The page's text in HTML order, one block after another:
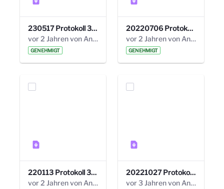
230517 Protokoll 35. Steuerungskreis.pdf
vor 2 Jahren von Anni Schlumberger
GENEHMIGT
20220706 Protokoll 33. Steuerungskreis.pdf
vor 2 Jahren von Anni Schlumberger
GENEHMIGT
220113 Protokoll 32. Steuerungskreis.pdf
vor 2 Jahren von Anni Schlumberger
20221027 Protokoll 34. Steuerungskreis.pdf
vor 3 Jahren von Anni Schlumberger